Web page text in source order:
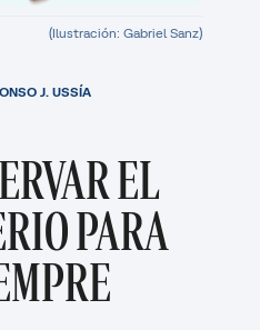
(Ilustración: Gabriel Sanz)
EL
PARA
J. USSÍA